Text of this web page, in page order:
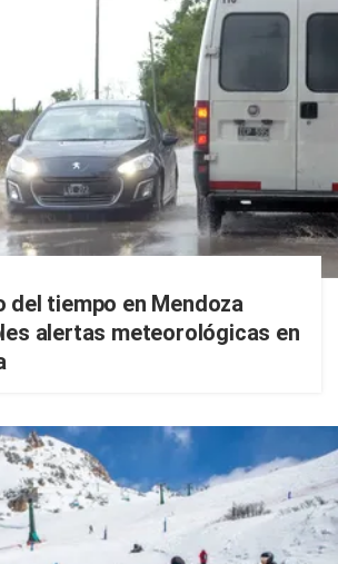
del tiempo en Mendoza
alertas meteorológicas en